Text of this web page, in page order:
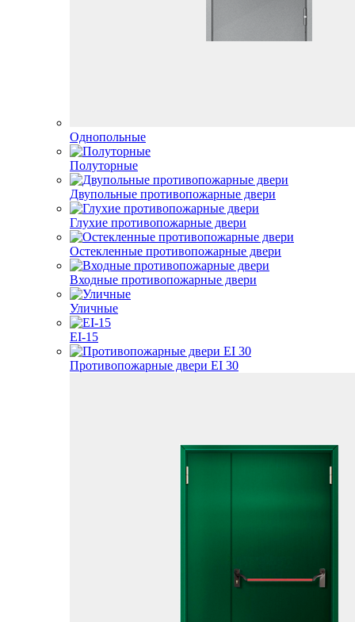
Однопольные
Полуторные
Двупольные противопожарные двери
Глухие противопожарные двери
Остекленные противопожарные двери
Входные противопожарные двери
Уличные
EI-15
Противопожарные двери EI 30